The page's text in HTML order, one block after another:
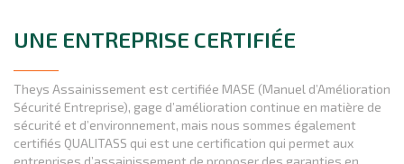
UNE ENTREPRISE CERTIFIÉE
Theys Assainissement est certifiée MASE (Manuel d’Amélioration
Sécurité Entreprise), gage d’amélioration continue en matière de
sécurité et d’environnement, mais nous sommes également
certifiés QUALITASS qui est une certification qui permet aux